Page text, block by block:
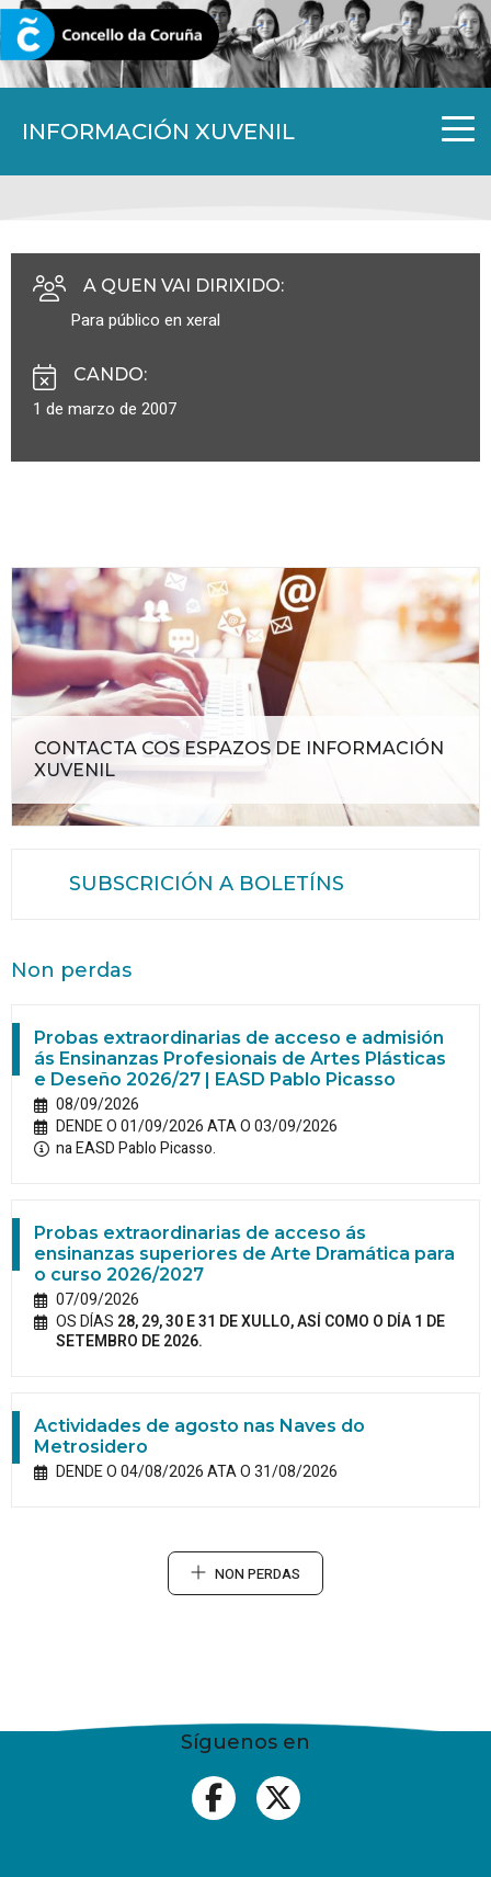
INFORMACIÓN XUVENIL
CORUNA.GAL
A QUEN VAI DIRIXIDO:
Para público en xeral
CANDO:
1 de marzo de 2007
CONTACTA COS ESPAZOS DE INFORMACIÓN
XUVENIL
SUBSCRICIÓN A BOLETÍNS
Non perdas
Probas extraordinarias de acceso e admisión
ás Ensinanzas Profesionais de Artes Plásticas
e Deseño 2026/27 | EASD Pablo Picasso
08/09/2026
DENDE O 01/09/2026 ATA O 03/09/2026
na EASD Pablo Picasso.
Probas extraordinarias de acceso ás
ensinanzas superiores de Arte Dramática para
o curso 2026/2027
07/09/2026
OS DÍAS 28, 29, 30 E 31 DE XULLO, ASÍ COMO O DÍA 1 DE
SETEMBRO DE 2026.
Actividades de agosto nas Naves do
Metrosidero
DENDE O 04/08/2026 ATA O 31/08/2026
NON PERDAS
Síguenos en